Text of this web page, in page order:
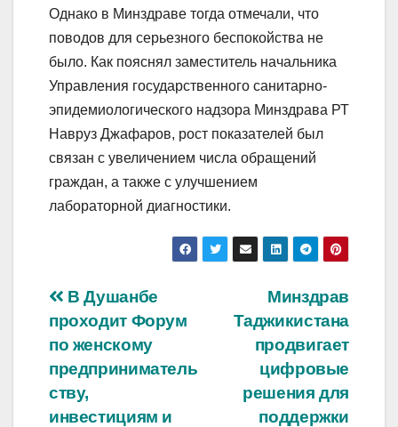
Однако в Минздраве тогда отмечали, что
поводов для серьезного беспокойства не
было. Как пояснял заместитель начальника
Управления государственного санитарно-
эпидемиологического надзора Минздрава РТ
Навруз Джафаров, рост показателей был
связан с увеличением числа обращений
граждан, а также с улучшением
лабораторной диагностики.
Post
navigation
Минздрав
Таджикистана
продвигает
цифровые
решения для
поддержки
В Душанбе
проходит Форум
по женскому
предприниматель
ству,
инвестициям и